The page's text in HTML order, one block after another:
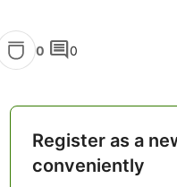
0 comment0
Register as a
conveniently